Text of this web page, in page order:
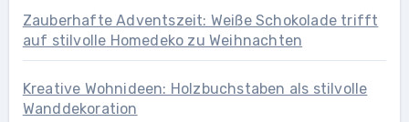
Zauberhafte Adventszeit: Weiße Schokolade trifft
auf stilvolle Homedeko zu Weihnachten
Kreative Wohnideen: Holzbuchstaben als stilvolle
Wanddekoration